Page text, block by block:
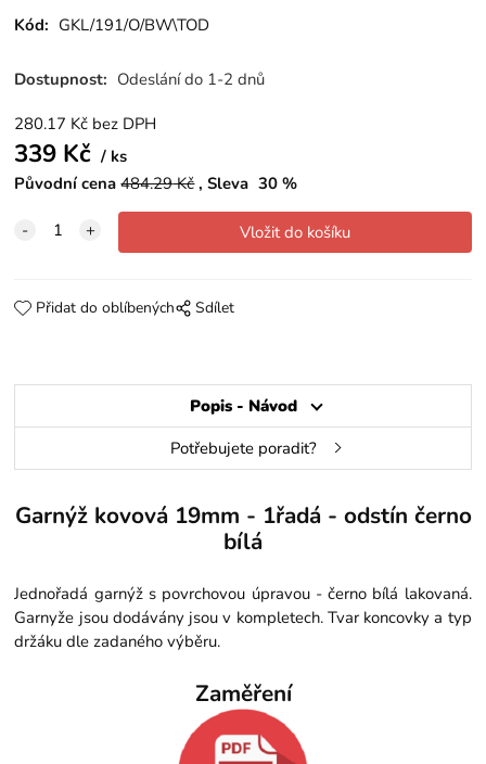
Kód: GKL/191/O/BW\TOD
Dostupnost: Odeslání do 1-2 dnů
280.17 Kč bez DPH
339 Kč
ks
Původní cena 484.29Kč Sleva 30 %
Přidat do oblíbených Sdílet
Popis - Návod
Potřebujete poradit?
Garnýž kovová 19mm - 1řadá - odstín černo
bílá
Jednořadá garnýž s povrchovou úpravou - černo bílá lakovaná.
Garnyže jsou dodávány jsou v kompletech. Tvar koncovky a typ
držáku dle zadaného výběru.
Zaměření